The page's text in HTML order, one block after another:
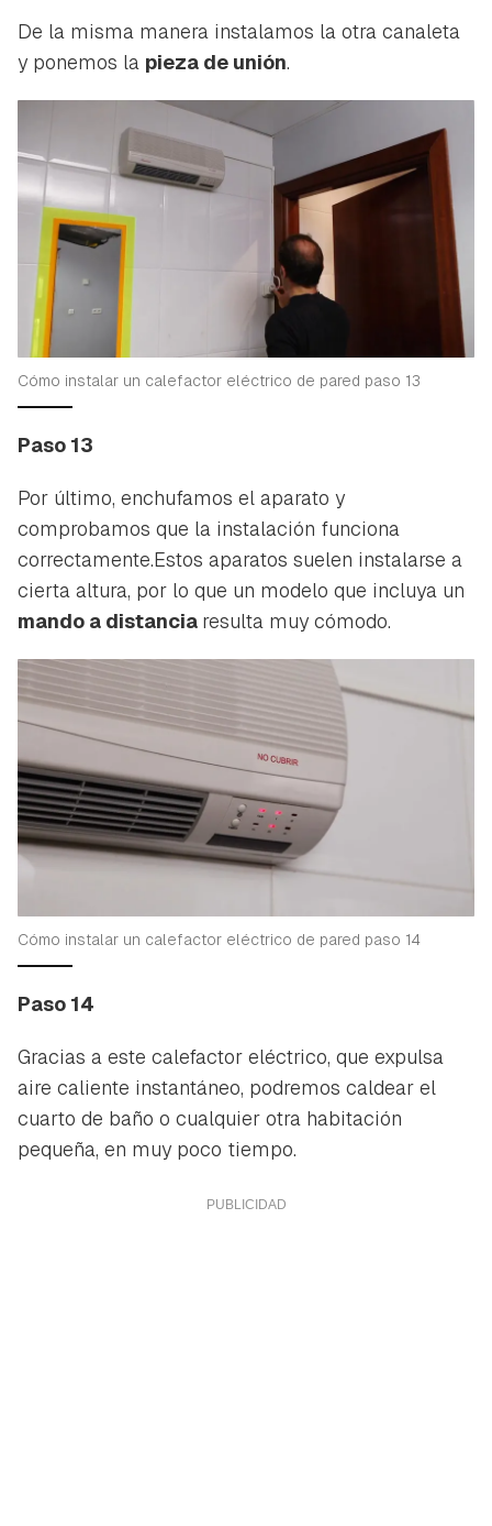
De la misma manera instalamos la otra canaleta
y ponemos la pieza de unión.
Cómo instalar un calefactor eléctrico de pared paso 13
Paso 13
Por último, enchufamos el aparato y
comprobamos que la instalación funciona
correctamente.Estos aparatos suelen instalarse a
cierta altura, por lo que un modelo que incluya un
mando a distancia resulta muy cómodo.
Cómo instalar un calefactor eléctrico de pared paso 14
Paso 14
Gracias a este calefactor eléctrico, que expulsa
aire caliente instantáneo, podremos caldear el
cuarto de baño o cualquier otra habitación
pequeña, en muy poco tiempo.